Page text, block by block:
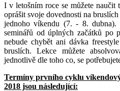
I v letošním roce se můžete naučit
oprášit svoje dovednosti na
jednoho víkendu (7. - 8.
seminářů od úplných začátků po
nebude chybět ani dávka
bruslích. Lekce můžete
jednotlivě dle toho co, se
Termíny prvního cyklu
2018 jsou následující: